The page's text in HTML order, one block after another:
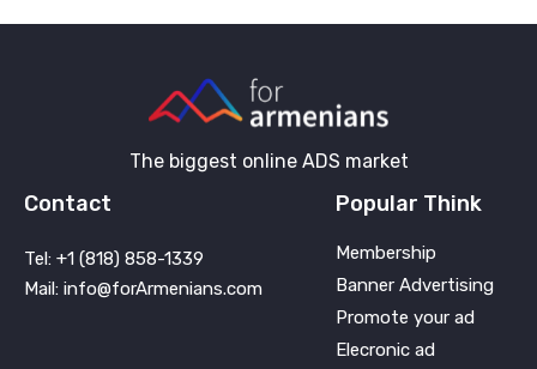
The biggest online ADS market
Contact
Tel: +1 (818) 858-1339
Mail: info@forArmenians.com
Popular Think
Membership
Banner Advertising
Promote your ad
Elecronic ad